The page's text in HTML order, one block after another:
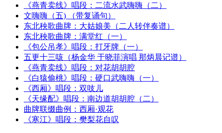
《燕青卖线》唱段：二流水武嗨嗨（二）
文嗨嗨（五) （带复诵句）
东北秧歌曲牌：大姑娘美（二人转伴奏谱）
东北秧歌曲牌：满堂红（一）
《包公吊孝》唱段：打牙牌（一）
五更十三咳（杨金华 于晓菲演唱 那炳晨记谱）
《燕青卖线》唱段：对花胡胡腔
《白猿偷桃》唱段：硬口武嗨嗨（一）
《西厢》唱段：双吱儿
《天缘配》唱段：南边道胡胡腔（二）
曲牌联缀曲例：西厢·观花
《寒江》唱段：樊梨花自叹